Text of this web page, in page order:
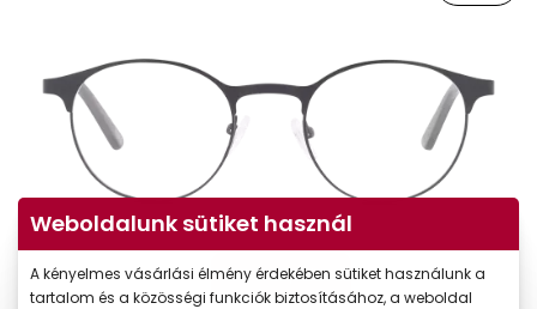
Virtuális próba
Weboldalunk sütiket használ
A kényelmes vásárlási élmény érdekében sütiket használunk a
tartalom és a közösségi funkciók biztosításához, a weboldal